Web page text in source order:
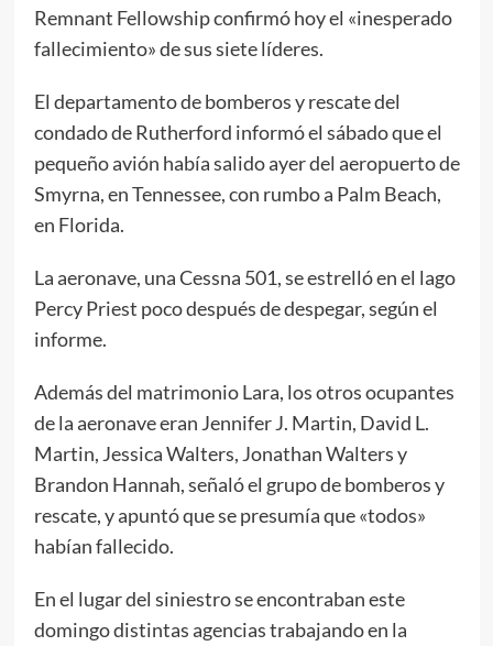
Remnant Fellowship confirmó hoy el «inesperado
fallecimiento» de sus siete líderes.
El departamento de bomberos y rescate del
condado de Rutherford informó el sábado que el
pequeño avión había salido ayer del aeropuerto de
Smyrna, en Tennessee, con rumbo a Palm Beach,
en Florida.
La aeronave, una Cessna 501, se estrelló en el lago
Percy Priest poco después de despegar, según el
informe.
Además del matrimonio Lara, los otros ocupantes
de la aeronave eran Jennifer J. Martin, David L.
Martin, Jessica Walters, Jonathan Walters y
Brandon Hannah, señaló el grupo de bomberos y
rescate, y apuntó que se presumía que «todos»
habían fallecido.
En el lugar del siniestro se encontraban este
domingo distintas agencias trabajando en la